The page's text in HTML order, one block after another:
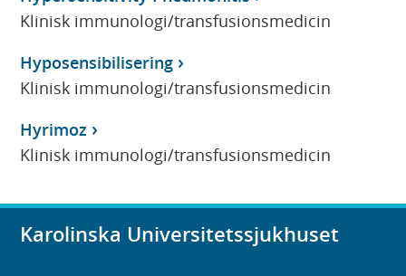
Klinisk immunologi/transfusionsmedicin
Hyposensibilisering
Klinisk immunologi/transfusionsmedicin
Hyrimoz
Klinisk immunologi/transfusionsmedicin
Karolinska Universitetssjukhuset